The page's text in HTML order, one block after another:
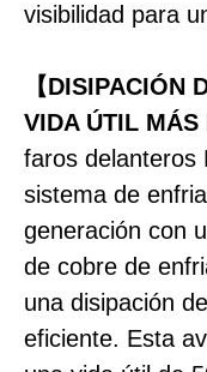
visibilidad para
【DISIPACIÓN
VIDA ÚTIL MÁS
faros delanteros
sistema de
generación con
de cobre de
una disipación
eficiente. Esta